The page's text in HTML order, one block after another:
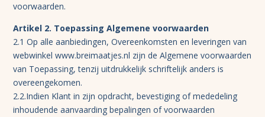
voorwaarden.
Artikel 2. Toepassing Algemene voorwaarden
2.1 Op alle aanbiedingen, Overeenkomsten en leveringen van
webwinkel www.breimaatjes.nl zijn de Algemene voorwaarden
van Toepassing, tenzij uitdrukkelijk schriftelijk anders is
overeengekomen.
2.2.Indien Klant in zijn opdracht, bevestiging of mededeling
inhoudende aanvaarding bepalingen of voorwaarden